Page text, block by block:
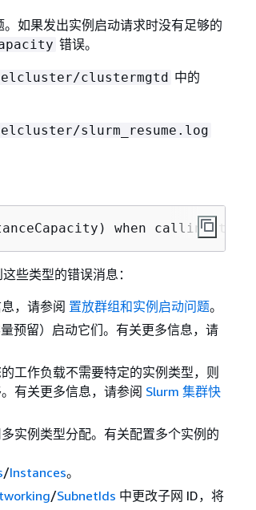
如果发出实例启动请求时没有足够的
错误。
clustermgtd 中的
slurm_resume.log
when calling the
些类型的错误消息：
，请参阅 置放群组和实例启动问题。
预留）启动它们。有关更多信息，请
工作负载不需要特定的实例类型，则
有关更多信息，请参阅 Slurm 集群快
实例类型分配。有关配置多个实例的
/Instances。
/SubnetIds 中更改子网 ID，将